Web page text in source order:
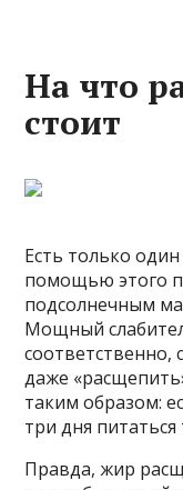
На что
стоит
Есть только
помощью этого
подсолнечным
Мощный
даже
таким образом:
три дня
Правда, жир